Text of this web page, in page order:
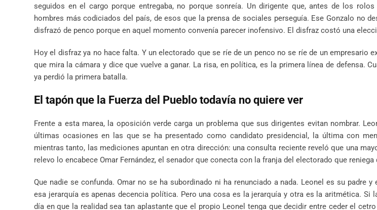
seguidos en el cargo porque entregaba, no porque sonreía. Un dirigente que, antes de los
hombres más codiciados del país, de esos que la prensa de sociales perseguía. Ese Gonzalo no
disfrazó de penco porque en aquel momento convenía parecer inofensivo. El disfraz costó una
Hoy el disfraz ya no hace falta. Y un electorado que se ríe de un penco no se ríe de un empresario
que mira la cámara y dice que vuelve a ganar. La risa, en política, es la primera línea de defensa.
ya perdió la primera batalla.
El tapón que la Fuerza del Pueblo todavía no quiere ver
Frente a esta marea, la oposición verde carga un problema que sus dirigentes evitan nombrar.
últimas ocasiones en las que se ha presentado como candidato presidencial, la última con
mientras tanto, las mediciones apuntan en otra dirección: una consulta reciente reveló que una
relevo lo encabece Omar Fernández, el senador que conecta con la franja del electorado que
Que nadie se confunda. Omar no se ha subordinado ni ha renunciado a nada. Leonel es su padre
esa jerarquía es apenas decencia política. Pero una cosa es la jerarquía y otra es la aritmética. Si
día en que la realidad sea tan aplastante que el propio Leonel tenga que decidir entre ceder el